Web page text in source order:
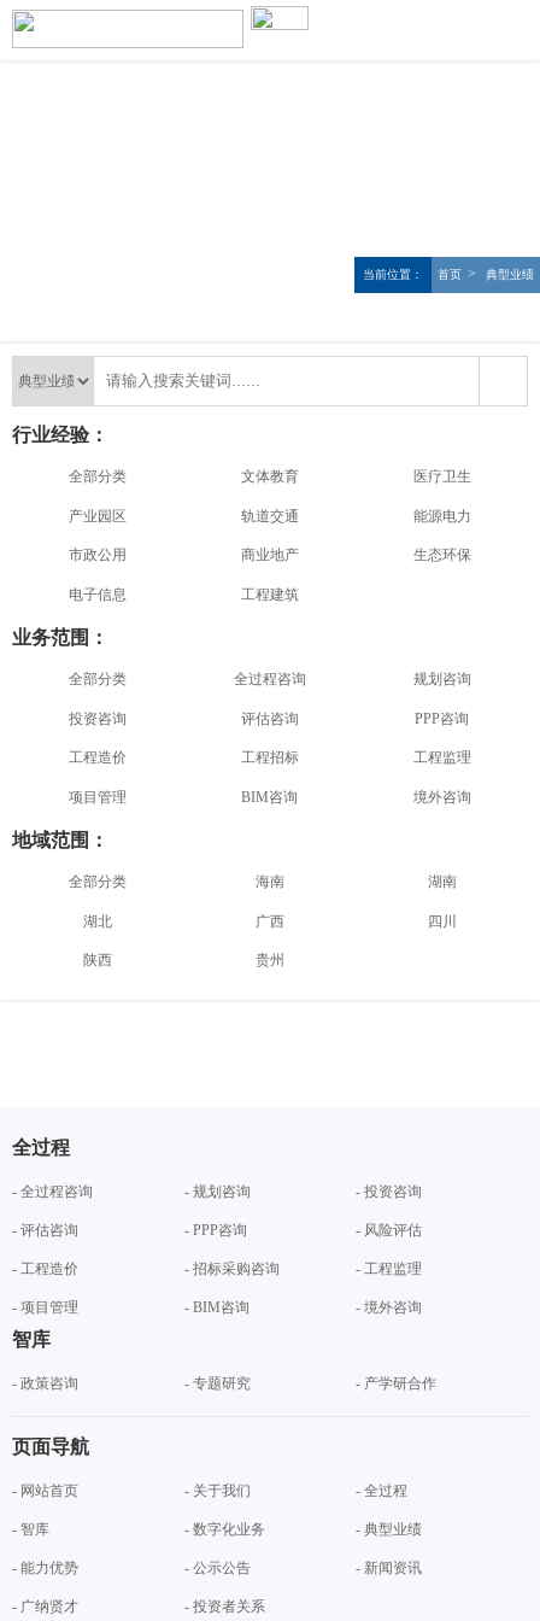
当前位置： 首页 > 典型业绩
行业经验：
全部分类 文体教育 医疗卫生
产业园区 轨道交通 能源电力
市政公用 商业地产 生态环保
电子信息 工程建筑
业务范围：
全部分类 全过程咨询 规划咨询
投资咨询 评估咨询 PPP咨询
工程造价 工程招标 工程监理
项目管理 BIM咨询 境外咨询
地域范围：
全部分类 海南 湖南
湖北 广西 四川
陕西 贵州
全过程
- 全过程咨询 - 规划咨询 - 投资咨询
- 评估咨询 - PPP咨询 - 风险评估
- 工程造价 - 招标采购咨询 - 工程监理
- 项目管理 - BIM咨询 - 境外咨询
智库
- 政策咨询 - 专题研究 - 产学研合作
页面导航
- 网站首页 - 关于我们 - 全过程
- 智库 - 数字化业务 - 典型业绩
- 能力优势 - 公示公告 - 新闻资讯
- 广纳贤才 - 投资者关系